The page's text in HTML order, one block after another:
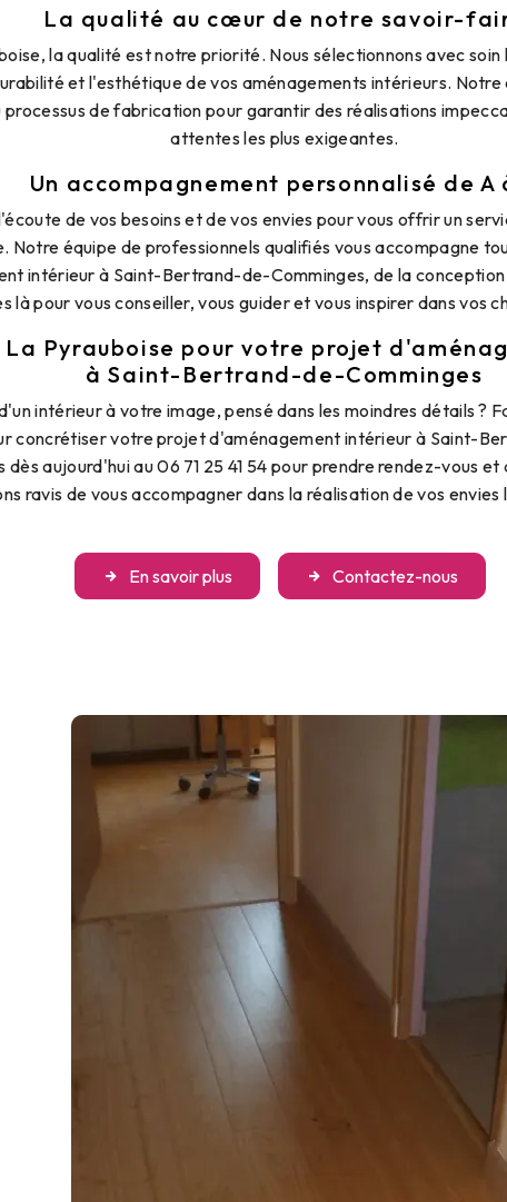
La qualité au cœur de notre savoir-
la qualité est notre priorité. Nous sélectionnons avec
et l'esthétique de vos aménagements intérieurs. Notre
de fabrication pour garantir des réalisations
attentes les plus exigeantes.
Un accompagnement personnalisé de A
de vos besoins et de vos envies pour vous offrir un
Notre équipe de professionnels qualifiés vous accompagne
intérieur à Saint-Bertrand-de-Comminges, de la conception
là pour vous conseiller, vous guider et vous inspirer dans vos
Pyrauboise pour votre projet
à Saint-Bertrand-de-Comminges
intérieur à votre image, pensé dans les moindres détails ?
concrétiser votre projet d'aménagement intérieur à Saint-
aujourd'hui au 06 71 25 41 54 pour prendre rendez-vous et
ravis de vous accompagner dans la réalisation de vos envies
En savoir plus Contactez-nous